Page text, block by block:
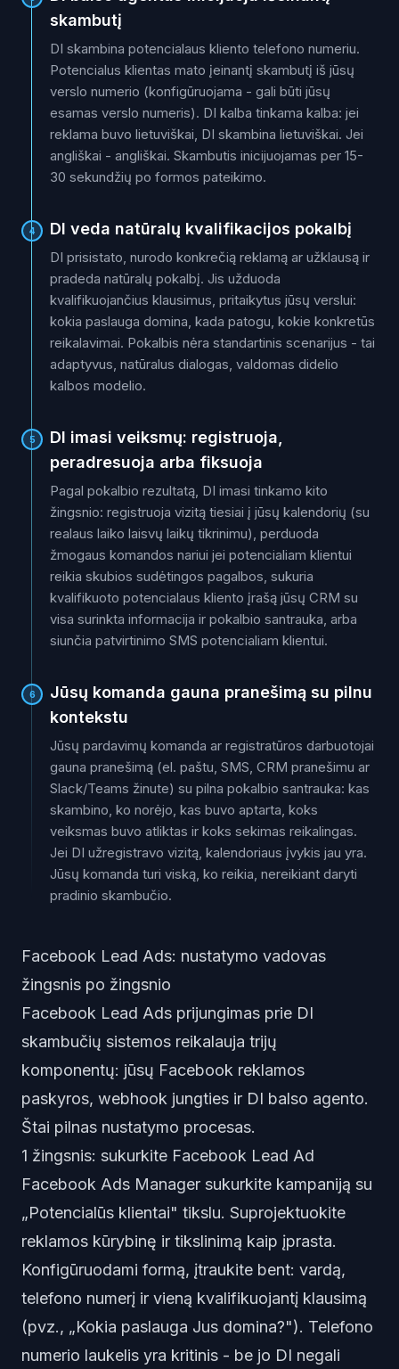
skambutį
DI skambina potencialaus kliento telefono numeriu.
Potencialus klientas mato įeinantį skambutį iš jūsų
verslo numerio (konfigūruojama - gali būti jūsų
esamas verslo numeris). DI kalba tinkama kalba: jei
reklama buvo lietuviškai, DI skambina lietuviškai. Jei
angliškai - angliškai. Skambutis inicijuojamas per 15-
30 sekundžių po formos pateikimo.
4 DI veda natūralų kvalifikacijos pokalbį
DI prisistato, nurodo konkrečią reklamą ar užklausą ir
pradeda natūralų pokalbį. Jis užduoda
kvalifikuojančius klausimus, pritaikytus jūsų verslui:
kokia paslauga domina, kada patogu, kokie konkretūs
reikalavimai. Pokalbis nėra standartinis scenarijus - tai
adaptyvus, natūralus dialogas, valdomas didelio
kalbos modelio.
5
DI imasi veiksmų: registruoja,
peradresuoja arba fiksuoja
Pagal pokalbio rezultatą, DI imasi tinkamo kito
žingsnio: registruoja vizitą tiesiai į jūsų kalendorių (su
realaus laiko laisvų laikų tikrinimu), perduoda
žmogaus komandos nariui jei potencialiam klientui
reikia skubios sudėtingos pagalbos, sukuria
kvalifikuoto potencialaus kliento įrašą jūsų CRM su
visa surinkta informacija ir pokalbio santrauka, arba
siunčia patvirtinimo SMS potencialiam klientui.
6
Jūsų komanda gauna pranešimą su pilnu
kontekstu
Jūsų pardavimų komanda ar registratūros darbuotojai
gauna pranešimą (el. paštu, SMS, CRM pranešimu ar
Slack/Teams žinute) su pilna pokalbio santrauka: kas
skambino, ko norėjo, kas buvo aptarta, koks
veiksmas buvo atliktas ir koks sekimas reikalingas.
Jei DI užregistravo vizitą, kalendoriaus įvykis jau yra.
Jūsų komanda turi viską, ko reikia, nereikiant daryti
pradinio skambučio.
Facebook Lead Ads: nustatymo vadovas
žingsnis po žingsnio
Facebook Lead Ads prijungimas prie DI
skambučių sistemos reikalauja trijų
komponentų: jūsų Facebook reklamos
paskyros, webhook jungties ir DI balso agento.
Štai pilnas nustatymo procesas.
1 žingsnis: sukurkite Facebook Lead Ad
Facebook Ads Manager sukurkite kampaniją su
„Potencialūs klientai" tikslu. Suprojektuokite
reklamos kūrybinę ir tikslinimą kaip įprasta.
Konfigūruodami formą, įtraukite bent: vardą,
telefono numerį ir vieną kvalifikuojantį klausimą
(pvz., „Kokia paslauga Jus domina?"). Telefono
numerio laukelis yra kritinis - be jo DI negali